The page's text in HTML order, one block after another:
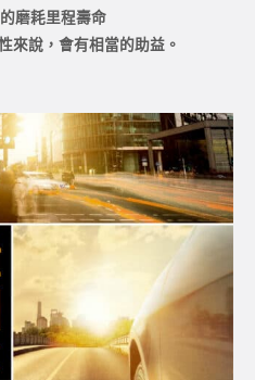
磨耗里程壽命
來說，會有相當的助益。